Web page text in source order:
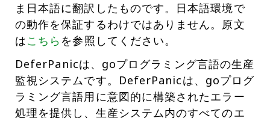
ま日本語に翻訳したものです。日本語環境で
の動作を保証するわけではありません。原文
はこちら を参照してください。
DeferPanicは、goプログラミング言語の生産
監視システムです。DeferPanicは、goプログ
ラミング言語用に意図的に構築されたエラー
処理を提供し、生産システム内のすべてのエ